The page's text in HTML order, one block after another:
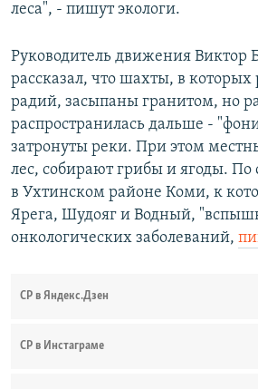
леса", - пишут экологи.
Руководитель движения Виктор
рассказал, что шахты, в
радий, засыпаны гранитом, но
распространилась дальше -
затронуты реки. При этом
лес, собирают грибы и ягоды. По
в Ухтинском районе Коми, к
Ярега, Шудояг и Водный,
онкологических заболеваний,
СР в Яндекс.Дзен
CР в Инстаграме